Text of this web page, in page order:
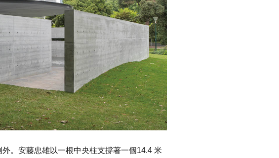
。安藤忠雄以一根中央柱支撐著一個14.4 米